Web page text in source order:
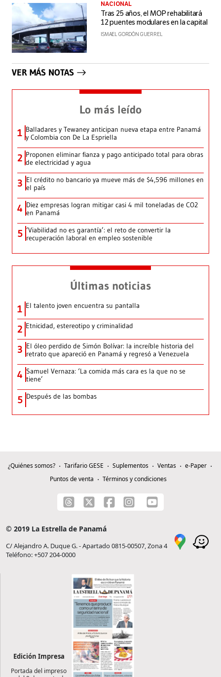
NACIONAL
Tras 25 años, el MOP rehabilitará
12 puentes modulares en la capital
ISMAEL GORDÓN GUERREL
VER MÁS NOTAS
Lo más leído
1 Balladares y Tewaney anticipan nueva etapa entre Panamá
y Colombia con De La Espriella
2 Proponen eliminar fianza y pago anticipado total para obras
de electricidad y agua
3 El crédito no bancario ya mueve más de $4,596 millones en
el país
4 Diez empresas logran mitigar casi 4 mil toneladas de CO2
en Panamá
5 ‘Viabilidad no es garantía’: el reto de convertir la
recuperación laboral en empleo sostenible
Últimas noticias
1 El talento joven encuentra su pantalla​
2 Etnicidad, estereotipo y criminalidad
3 El óleo perdido de Simón Bolívar: la increíble historia del
retrato que apareció en Panamá y regresó a Venezuela
4 Samuel Vernaza: ‘La comida más cara es la que no se
tiene’
5 Después de las bombas
¿Quiénes somos? Tarifario GESE Suplementos Ventas
e-Paper
Puntos de venta
Términos y condiciones
© 2019 La Estrella de Panamá
C/ Alejandro A. Duque G. - Apartado 0815-00507, Zona 4
Teléfono: +507 204-0000
Edición Impresa
Portada del impreso